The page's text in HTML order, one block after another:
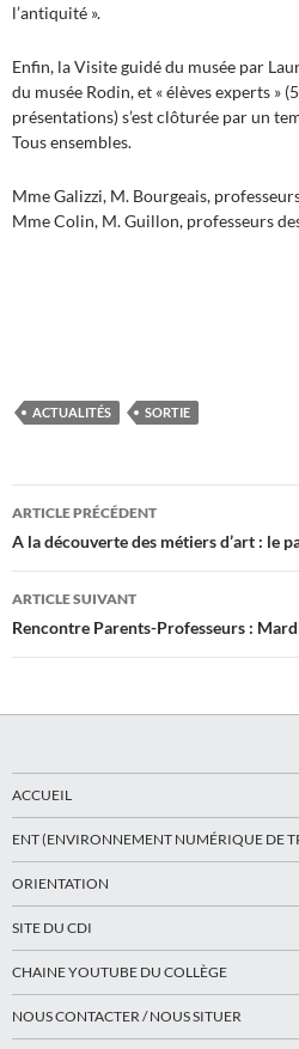
l’antiquité ».
Enfin, la Visite guidé du musée par
du musée Rodin, et « élèves experts » (5
présentations) s’est clôturée par un
Tous ensembles.
Mme Galizzi, M. Bourgeais,
Mme Colin, M. Guillon, professeurs
ACTUALITÉS SORTIE
Navigation
des
articles
ARTICLE PRÉCÉDENT
A la découverte des métiers d’art : le
ARTICLE SUIVANT
Rencontre Parents-Professeurs :
ACCUEIL
ENT (ENVIRONNEMENT NUMÉRIQUE DE
ORIENTATION
SITE DU CDI
CHAINE YOUTUBE DU COLLÈGE
NOUS CONTACTER / NOUS SITUER